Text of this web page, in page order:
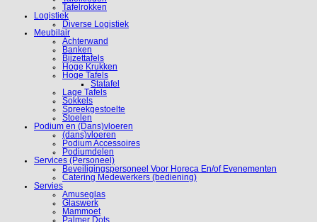
Tafelrokken
Logistiek
Diverse Logistiek
Meubilair
Achterwand
Banken
Bijzettafels
Hoge Krukken
Hoge Tafels
Statafel
Lage Tafels
Sokkels
Spreekgestoelte
Stoelen
Podium en (Dans)vloeren
(dans)vloeren
Podium Accessoires
Podiumdelen
Services (Personeel)
Beveiligingspersoneel Voor Horeca En/of Evenementen
Catering Medewerkers (bediening)
Servies
Amuseglas
Glaswerk
Mammoet
Palmer Dots